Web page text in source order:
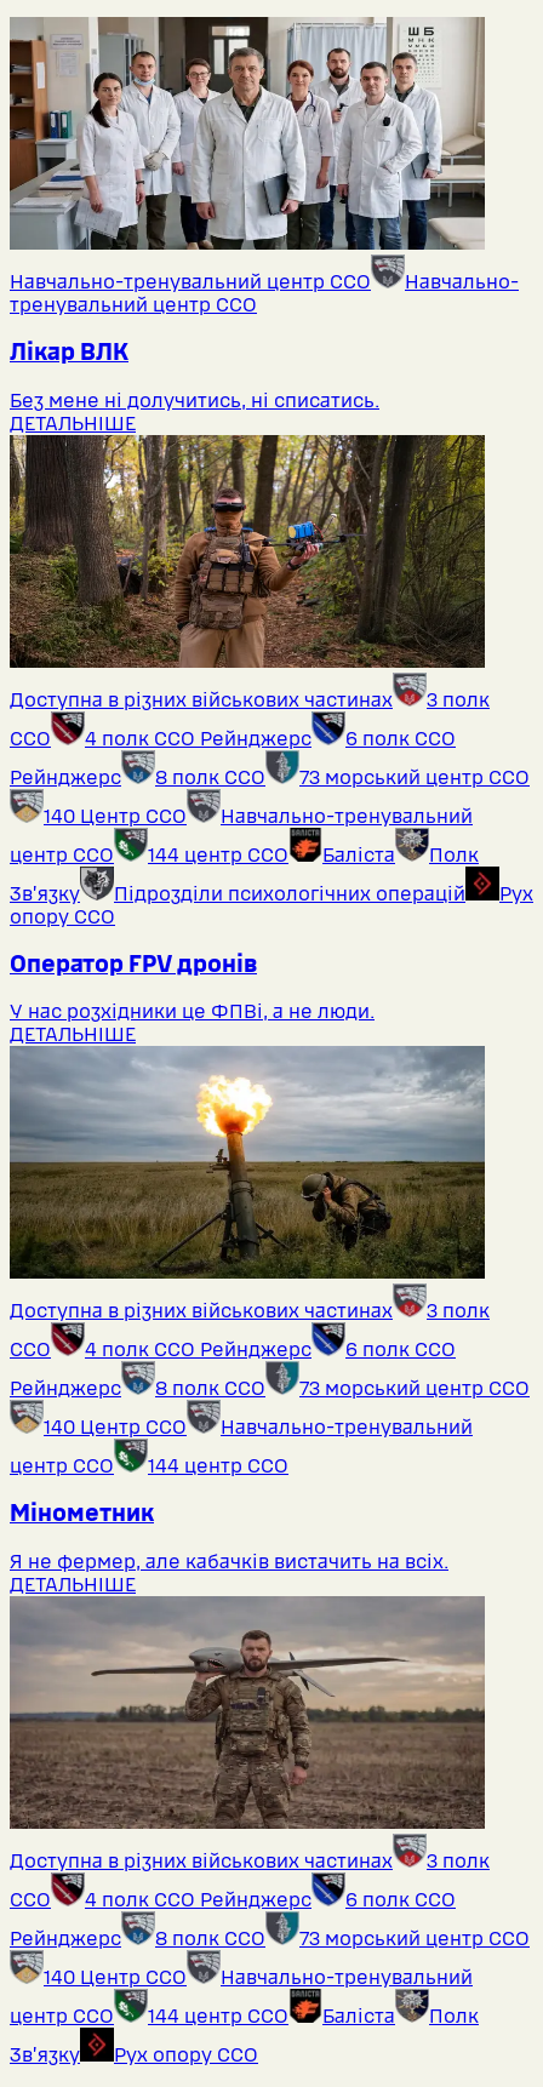
Навчально-тренувальний центр ССО
Навчально-
тренувальний центр ССО
Лікар ВЛК
Без мене ні долучитись, ні списатись.
ДЕТАЛЬНІШЕ
Доступна в різних військових частинах
3 полк
ССО
4 полк ССО Рейнджерс
6 полк ССО
Рейнджерс
8 полк ССО
73 морський центр ССО
140 Центр ССО
Навчально-тренувальний
центр ССО
144 центр ССО Баліста
Полк
Звʼязку
Підрозділи психологічних операцій
Рух
опору ССО
Оператор FPV дронів
У нас розхідники це ФПВі, а не люди.
ДЕТАЛЬНІШЕ
Доступна в різних військових частинах
3 полк
ССО
4 полк ССО Рейнджерс
6 полк ССО
Рейнджерс
8 полк ССО
73 морський центр ССО
140 Центр ССО
Навчально-тренувальний
центр ССО
144 центр ССО
Мінометник
Я не фермер, але кабачків вистачить на всіх.
ДЕТАЛЬНІШЕ
Доступна в різних військових частинах
3 полк
ССО
4 полк ССО Рейнджерс
6 полк ССО
Рейнджерс
8 полк ССО
73 морський центр ССО
140 Центр ССО
Навчально-тренувальний
центр ССО
144 центр ССО Баліста
Полк
Звʼязку
Рух опору ССО